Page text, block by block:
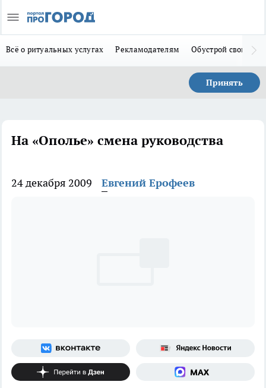
Всё о ритуальных услугах Рекламодателям Обустрой свой дом
Принять
На «Ополье» смена руководства
24 декабря 2009 Евгений Ерофеев